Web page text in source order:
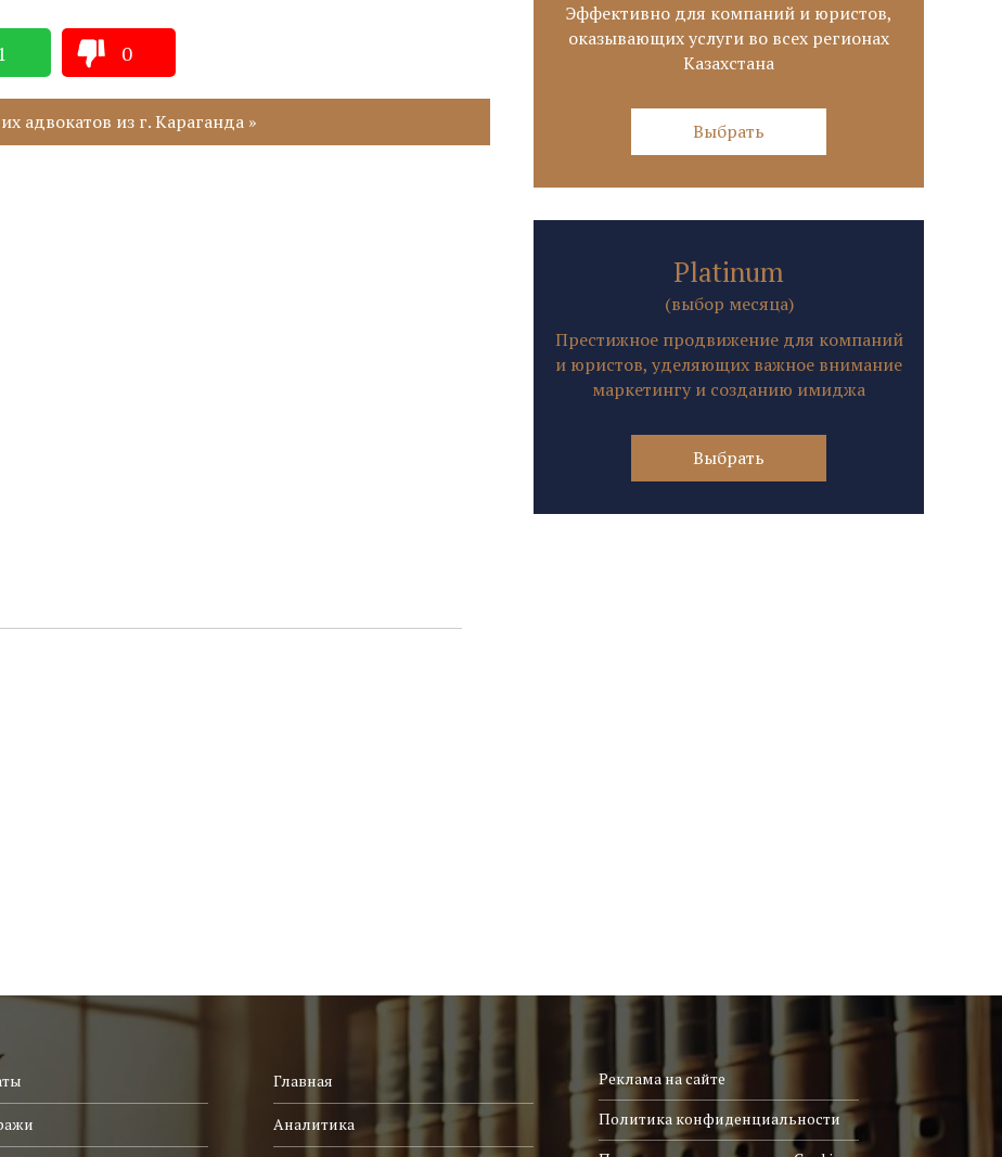
1 0
адвокатов из г. Караганда »
Эффективно для компаний и юристов,
оказывающих услуги во всех регионах
Казахстана
Выбрать
Platinum
(выбор месяца)
Престижное продвижение для компаний
и юристов, уделяющих важное внимание
маркетингу и созданию имиджа
Выбрать
Главная
Аналитика
Реклама на сайте
Политика конфиденциальности